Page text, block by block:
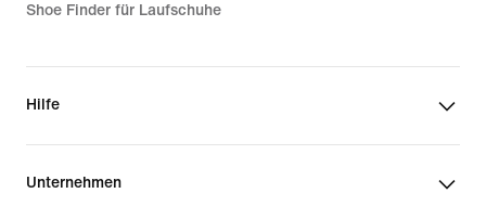
Shoe Finder für Laufschuhe
Hilfe
Unternehmen